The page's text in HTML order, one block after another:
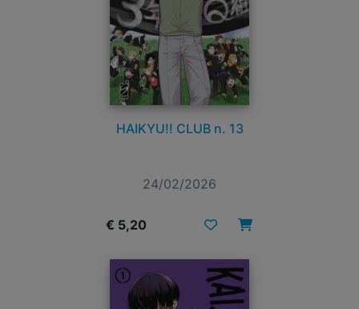
HAIKYU!! CLUB n. 13
24/02/2026
€ 5,20